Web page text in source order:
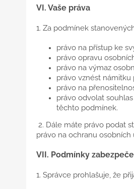
VI. Vaše práva
1. Za podmínek
právo na přístup ke
právo opravu
právo na výmaz
právo vznést námitku
právo na
právo odvolat
těchto podmínek.
2. Dále máte právo podat
právo na ochranu osobních
VII. Podmínky
1. Správce prohlašuje, že